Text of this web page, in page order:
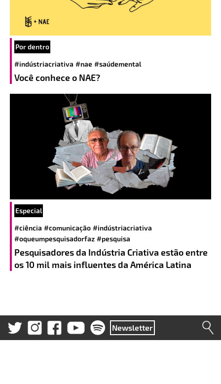
Por dentro
#indústriacriativa #nae #saúdemental
Você conhece o NAE?
Especial
#ciência #comunicação #indústriacriativa
#oqueumpesquisadorfaz #pesquisa
Pesquisadores da Indústria Criativa estão entre
os 10 mil mais influentes da América Latina
Newsletter